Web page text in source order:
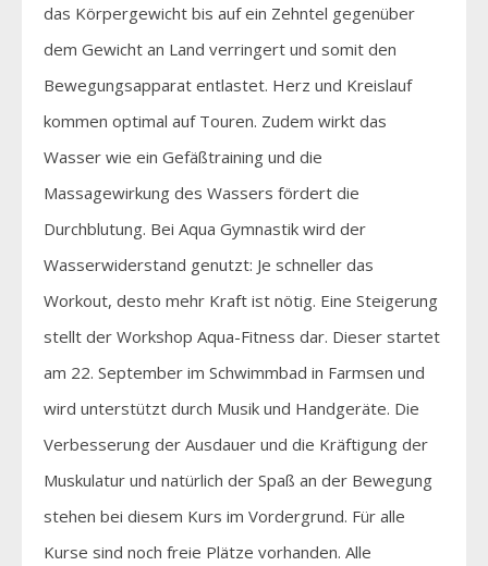
das Körpergewicht bis auf ein Zehntel gegenüber
dem Gewicht an Land verringert und somit den
Bewegungsapparat entlastet. Herz und Kreislauf
kommen optimal auf Touren. Zudem wirkt das
Wasser wie ein Gefäßtraining und die
Massagewirkung des Wassers fördert die
Durchblutung. Bei Aqua Gymnastik wird der
Wasserwiderstand genutzt: Je schneller das
Workout, desto mehr Kraft ist nötig. Eine Steigerung
stellt der Workshop Aqua-Fitness dar. Dieser startet
am 22. September im Schwimmbad in Farmsen und
wird unterstützt durch Musik und Handgeräte. Die
Verbesserung der Ausdauer und die Kräftigung der
Muskulatur und natürlich der Spaß an der Bewegung
stehen bei diesem Kurs im Vordergrund. Für alle
Kurse sind noch freie Plätze vorhanden. Alle